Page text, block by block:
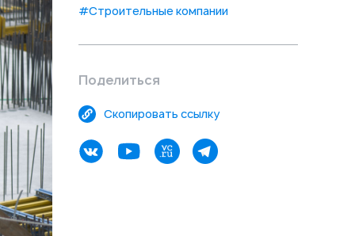
#Строительные компании
Поделиться
Скопировать ссылку